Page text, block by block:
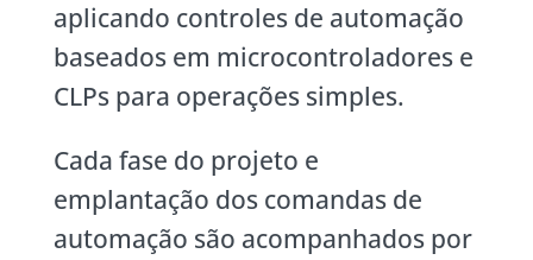
aplicando controles de automação
baseados em microcontroladores e
CLPs para operações simples.
Cada fase do projeto e
emplantação dos comandas de
automação são acompanhados por